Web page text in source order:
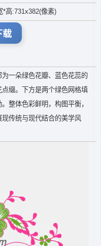
*高:731x382(像素)
载
一朵绿色花瓣、蓝色花蕊的
缀。下方是两个绿色网格填
整体色彩鲜明，构图平衡，
传统与现代结合的美学风